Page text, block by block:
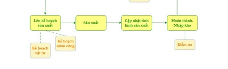
Thông tin hữu ích
Hình ảnh sửa chữa